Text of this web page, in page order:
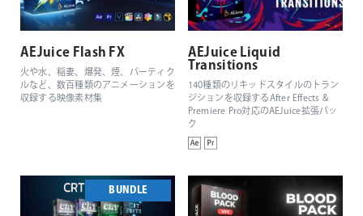
AEJuice Flash FX
火や水、稲妻、爆発、煙、パーティク
ルなど、数百種類のアニメーションを
収録する映像素材集
AEJuice Liquid
Transitions
140種類のリキッドスタイルのトラン
ジションを収録するAfter Effects &
Premiere Pro対応のAEJuice拡張パッ
ク
BUNDLE